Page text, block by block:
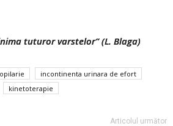
tuturor varstelor” (L. Blaga)
incontinenta urinara de efort
kinetoterapie
Articolul următor